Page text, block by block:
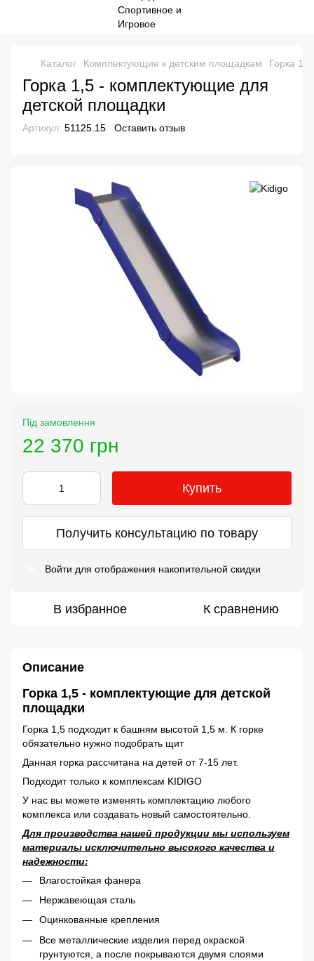
Каталог Комплектующие к детским площадкам Горка
Горка 1,5 - комплектующие для
детской площадки
Артикул: 51125.15 Оставить отзыв
Під замовлення
22 370 грн
Купить
Получить консультацию по товару
Войти для отображения накопительной скидки
В избранное К сравнению
Описание
Горка 1,5 - комплектующие для детской
площадки
Горка 1,5 подходит к башням высотой 1,5 м. К горке
обязательно нужно подобрать щит
Данная горка рассчитана на детей от 7-15 лет.
Подходит только к комплексам KIDIGO
У нас вы можете изменять комплектацию любого
комплекса или создавать новый самостоятельно.
Для производства нашей продукции мы используем
материалы исключительно высокого качества и
надежности:
Влагостойкая фанера
Нержавеющая сталь
Оцинкованные крепления
Все металлические изделия перед окраской
грунтуются, а после покрываются двумя слоями